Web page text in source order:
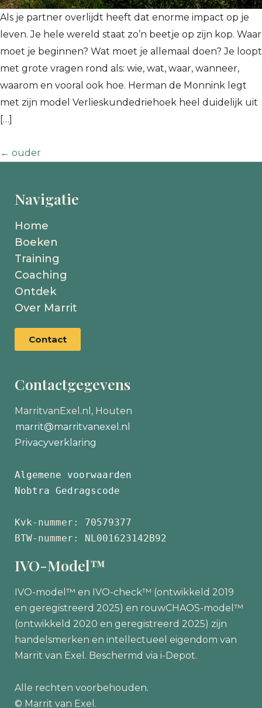
Als je partner overlijdt heeft dat enorme impact op je
leven. Je hele wereld staat zo’n beetje op zijn kop. Waar
moet je beginnen? Wat moet je allemaal doen? Je loopt
met grote vragen rond als: wie, wat, waar, wanneer,
waarom en vooral ook hoe. Herman de Monnink legt
met zijn model Verlieskundedriehoek heel duidelijk uit
[…]
← ouder
Navigatie
Home
Boeken
Training
Coaching
Ontdek
Over Marrit
Contact
Contactgegevens
MarritvanExel.nl, Houten
marrit@marritvanexel.nl
Privacyverklaring
Algemene voorwaarden
Nobtra Gedragscode
Kvk-nummer: 70579377
BTW-nummer: NL001623142B92
IVO-Model™
IVO-model™ en IVO-check™ (ontwikkeld 2019
en geregistreerd 2025) en rouwCHAOS-model™
(ontwikkeld 2020 en geregistreerd 2025) zijn
handelsmerken en intellectueel eigendom van
Marrit van Exel. Beschermd via i-Depot.
Alle rechten voorbehouden.
© Marrit van Exel.